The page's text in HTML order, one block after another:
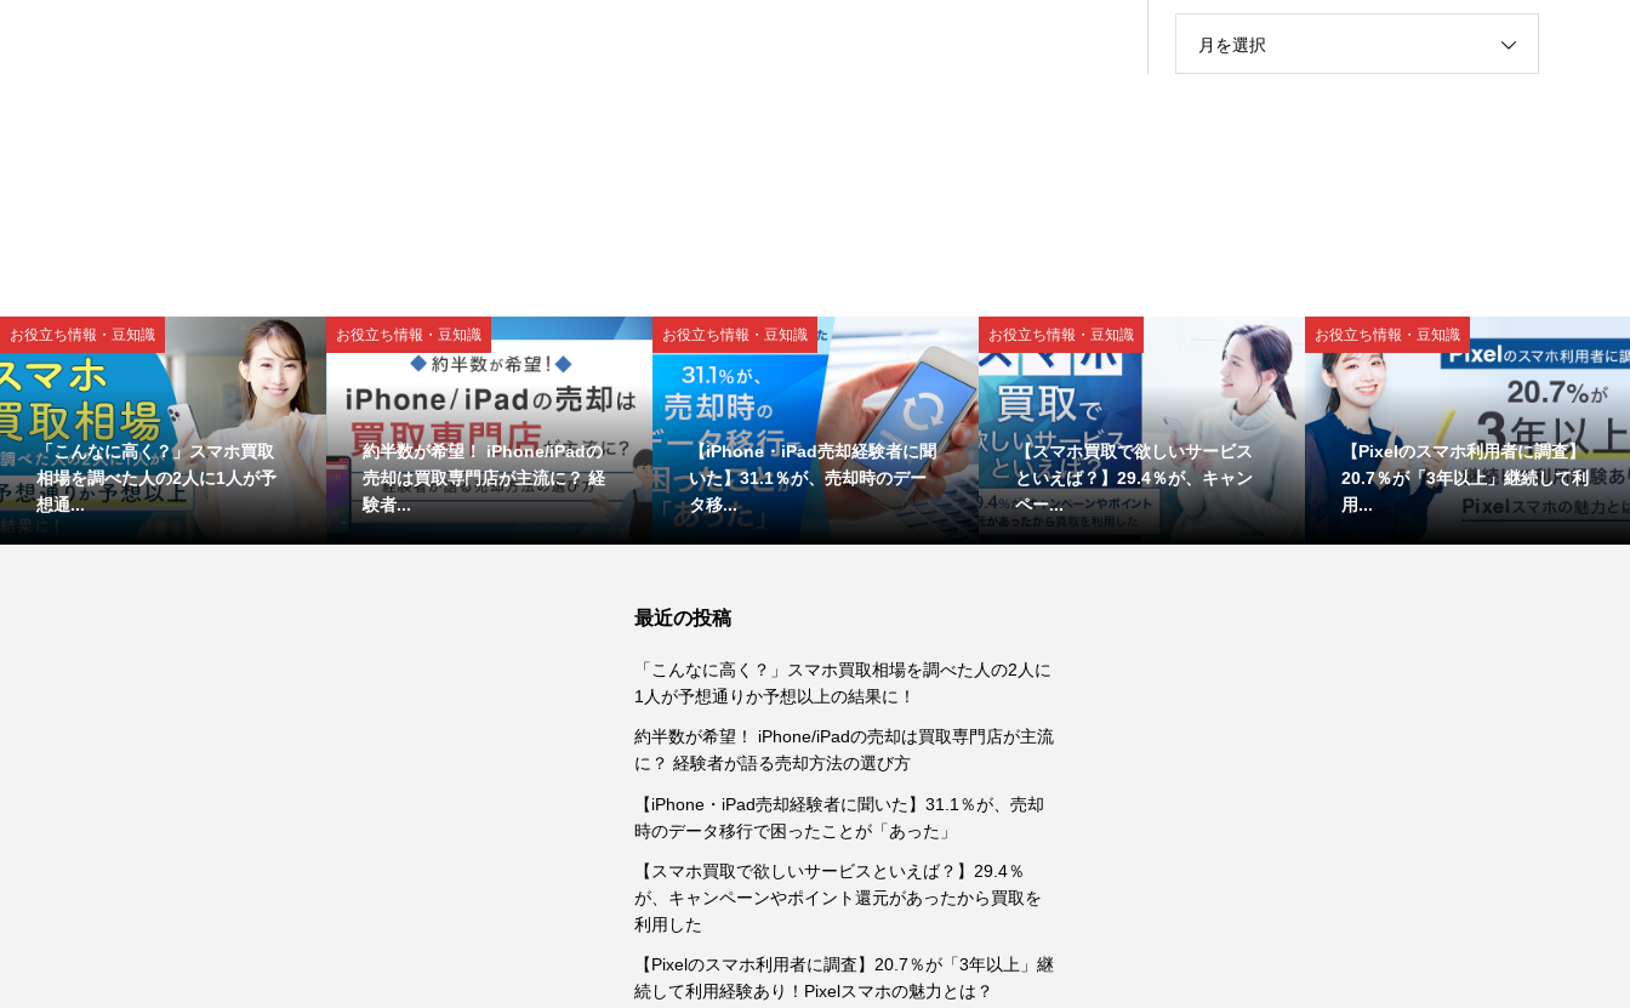
月を選択
お役立ち情報・豆知識
「こんなに高く？」スマホ買取
相場を調べた人の2人に1人が予
想通...
お役立ち情報・豆知識
約半数が希望！ iPhone/iPadの
売却は買取専門店が主流に？ 経
験者...
お役立ち情報・豆知識
【iPhone・iPad売却経験者に聞
いた】31.1％が、売却時のデー
タ移...
お役立ち情報・豆知識
【スマホ買取で欲しいサービス
といえば？】29.4％が、キャン
ペー...
お役立ち情報・豆知識
【Pixelのスマホ利用者に調査】
20.7％が「3年以上」継続して利
用...
最近の投稿
「こんなに高く？」スマホ買取相場を調べた人の2人に
1人が予想通りか予想以上の結果に！
約半数が希望！ iPhone/iPadの売却は買取専門店が主流
に？ 経験者が語る売却方法の選び方
【iPhone・iPad売却経験者に聞いた】31.1％が、売却
時のデータ移行で困ったことが「あった」
【スマホ買取で欲しいサービスといえば？】29.4％
が、キャンペーンやポイント還元があったから買取を
利用した
【Pixelのスマホ利用者に調査】20.7％が「3年以上」継
続して利用経験あり！Pixelスマホの魅力とは？